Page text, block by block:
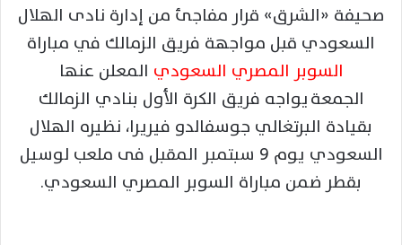
صحيفة «الشرق» قرار مفاجئ من إدارة نادى الهلال
السعودي قبل مواجهة فريق الزمالك في مباراة
السوبر المصري السعودي المعلن عنها
الجمعة يواجه فريق الكرة الأول بنادي الزمالك
بقيادة البرتغالي جوسفالدو فيريرا، نظيره الهلال
السعودي يوم 9 سبتمبر المقبل فى ملعب لوسيل
بقطر ضمن مباراة السوبر المصري السعودي.